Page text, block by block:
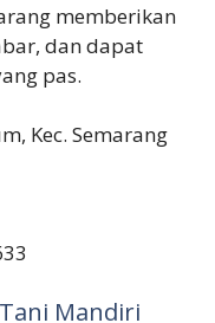
memberikan
dan dapat
pas.
Kec. Semarang
Mandiri